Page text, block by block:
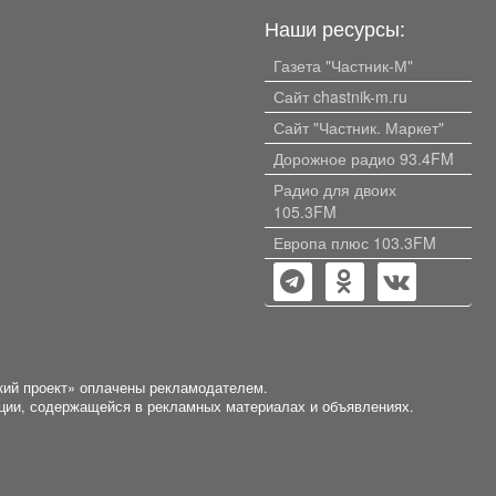
У
от
расположение
рядом.
Наши ресурсы:
Газета "Частник-М"
Сайт chastnik-m.ru
Сайт "Частник. Маркет"
Дорожное радио 93.4FM
Радио для двоих
105.3FM
Европа плюс 103.3FM
проект» оплачены рекламодателем.
содержащейся в рекламных материалах и объявлениях.